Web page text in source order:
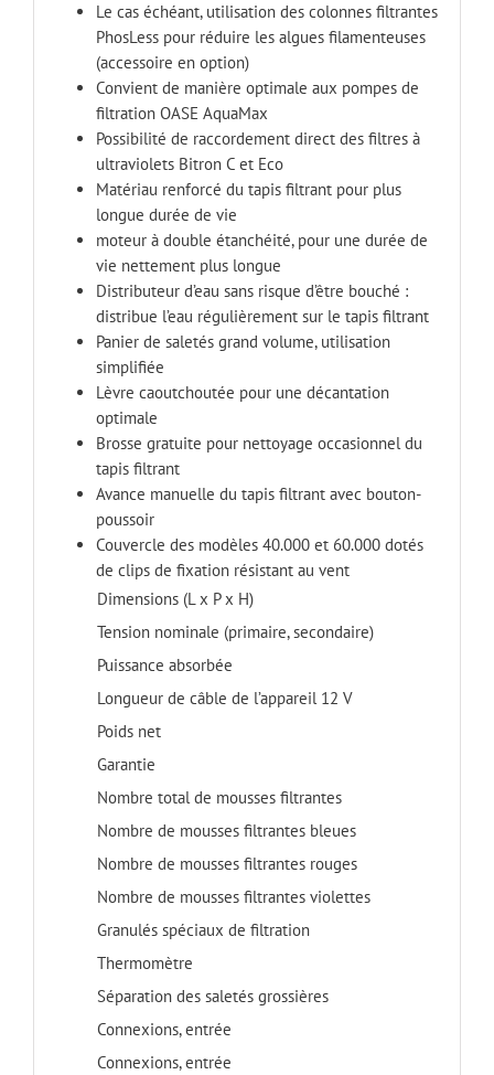
Le cas échéant, utilisation des colonnes filtrantes
PhosLess pour réduire les algues filamenteuses
(accessoire en option)
Convient de manière optimale aux pompes de
filtration OASE AquaMax
Possibilité de raccordement direct des filtres à
ultraviolets Bitron C et Eco
Matériau renforcé du tapis filtrant pour plus
longue durée de vie
moteur à double étanchéité, pour une durée de
vie nettement plus longue
Distributeur d’eau sans risque d’être bouché :
distribue l’eau régulièrement sur le tapis filtrant
Panier de saletés grand volume, utilisation
simplifiée
Lèvre caoutchoutée pour une décantation
optimale
Brosse gratuite pour nettoyage occasionnel du
tapis filtrant
Avance manuelle du tapis filtrant avec bouton-
poussoir
Couvercle des modèles 40.000 et 60.000 dotés
de clips de fixation résistant au vent
Dimensions (L x P x H)
Tension nominale (primaire, secondaire)
Puissance absorbée
Longueur de câble de l’appareil 12 V
Poids net
Garantie
Nombre total de mousses filtrantes
Nombre de mousses filtrantes bleues
Nombre de mousses filtrantes rouges
Nombre de mousses filtrantes violettes
Granulés spéciaux de filtration
Thermomètre
Séparation des saletés grossières
Connexions, entrée
Connexions, entrée